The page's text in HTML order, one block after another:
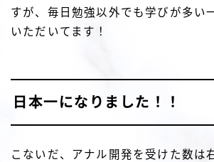
すが、毎日勉強以外でも学びが多い
いただいてます！
日本一になりました！！
こないだ、アナル開発を受けた数は